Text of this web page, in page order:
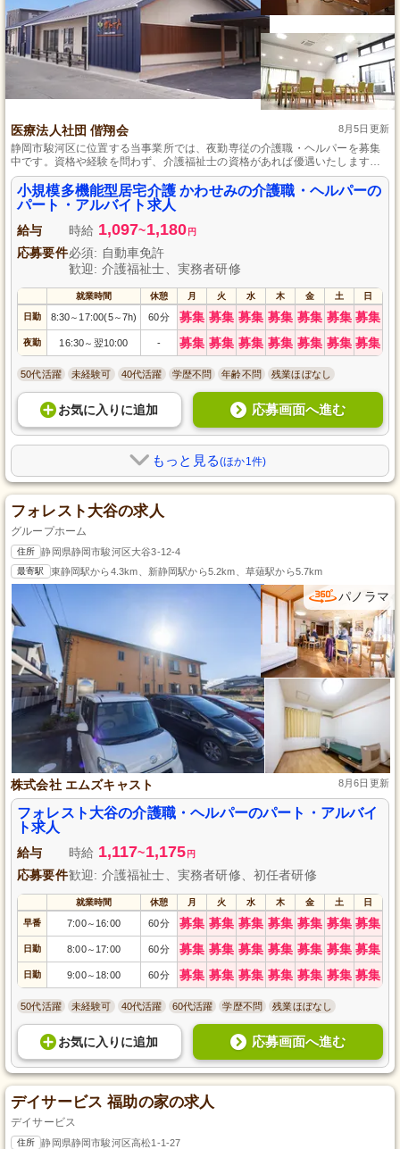
医療法人社団 偕翔会 8月5日更新
静岡市駿河区に位置する当事業所では、夜勤専従の介護職・ヘルパーを募集
中です。資格や経験を問わず、介護福祉士の資格があれば優遇いたします。
様々な工夫を凝らした快適な環境で、利用者様が安心して過ごせるようサポ
ートするお仕事です。未経験者も歓迎していますので、この機会にぜひチャ
レンジしてください。
小規模多機能型居宅介護 かわせみの介護職・ヘルパーの
パート・アルバイト求人
給与 時給 1,097~1,180 円
応募要件必須: 自動車免許
歓迎: 介護福祉士、実務者研修
就業時間 休憩 月 火 水 木 金 土 日
日勤 8:30～ 17:00(5～7h) 60分 募集 募集 募集 募集 募集 募集 募集
夜勤 16:30～ 翌10:00 - 募集 募集 募集 募集 募集 募集 募集
50代活躍 未経験可 40代活躍 学歴不問 年齢不問 残業ほぼなし
お気に入り に追加 応募画面へ進む
もっと見る(ほか1件)
フォレスト大谷の求人
グループホーム
住所 静岡県静岡市駿河区大谷3-12-4
最寄駅 東静岡駅から4.3km、新静岡駅から5.2km、草薙駅から5.7km
パノラマ
株式会社 エムズキャスト 8月6日更新
フォレスト大谷の介護職・ヘルパーのパート・アルバイ
ト求人
給与 時給 1,117~1,175 円
応募要件歓迎: 介護福祉士、実務者研修、初任者研修
就業時間 休憩 月 火 水 木 金 土 日
早番 7:00～ 16:00 60分 募集 募集 募集 募集 募集 募集 募集
日勤 8:00～ 17:00 60分 募集 募集 募集 募集 募集 募集 募集
日勤 9:00～ 18:00 60分 募集 募集 募集 募集 募集 募集 募集
50代活躍 未経験可 40代活躍 60代活躍 学歴不問 残業ほぼなし
お気に入り に追加 応募画面へ進む
デイサービス 福助の家の求人
デイサービス
住所 静岡県静岡市駿河区高松1-1-27